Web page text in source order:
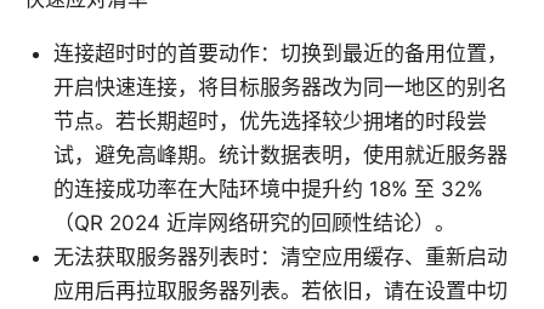
连接超时时的首要动作：切换到最近的备用位置，
开启快速连接，将目标服务器改为同一地区的别名
节点。若长期超时，优先选择较少拥堵的时段尝
试，避免高峰期。统计数据表明，使用就近服务器
的连接成功率在大陆环境中提升约 18% 至 32%
（QR 2024 近岸网络研究的回顾性结论）。
无法获取服务器列表时：清空应用缓存、重新启动
应用后再拉取服务器列表。若依旧，请在设置中切